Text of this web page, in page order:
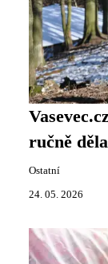
ručně
Ostatní
24. 05. 2026